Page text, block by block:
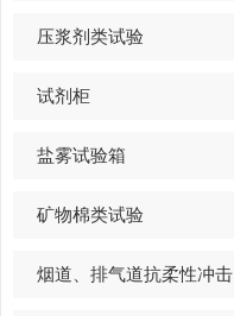
压浆剂类试验
试剂柜
盐雾试验箱
矿物棉类试验
烟道、排气道抗柔性冲击